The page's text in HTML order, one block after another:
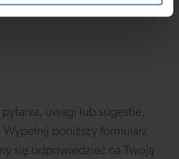
pytania, uwagi lub sugestie,
poniższy formularz
się odpowiedzieć na Twoją